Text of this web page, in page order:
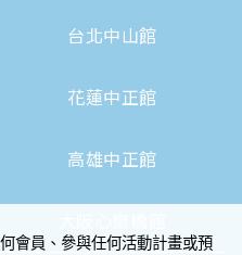
台北中山館
花蓮中正館
高雄中正館
會員、參與任何活動計畫或預